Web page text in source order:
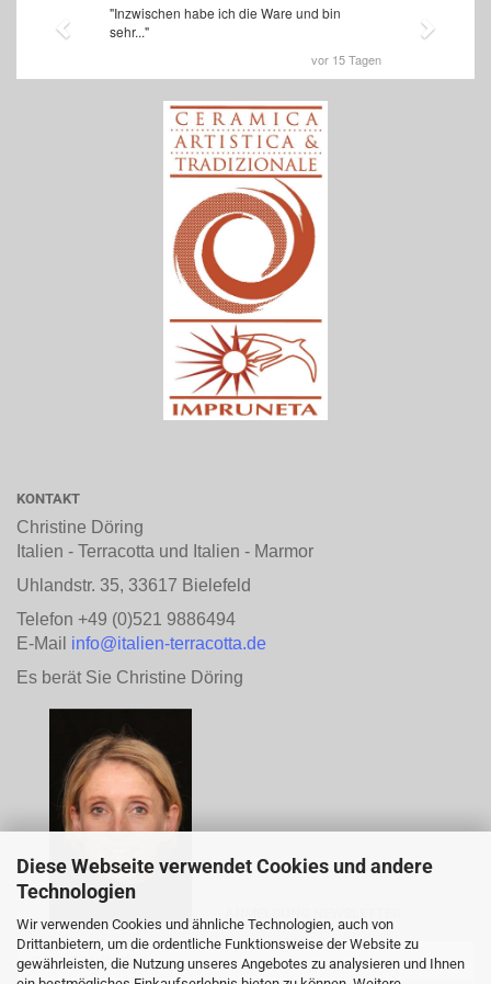
Diese Webseite verwendet Cookies und andere
Technologien
Wir verwenden Cookies und ähnliche Technologien, auch von
Drittanbietern, um die ordentliche Funktionsweise der Website zu
gewährleisten, die Nutzung unseres Angebotes zu analysieren und Ihnen
KONTAKT
Christine Döring
Italien - Terracotta und Italien - Marmor
Uhlandstr. 35, 33617 Bielefeld
Telefon +49 (0)521 9886494
E-Mail info@italien-terracotta.de
Es berät Sie Christine Döring